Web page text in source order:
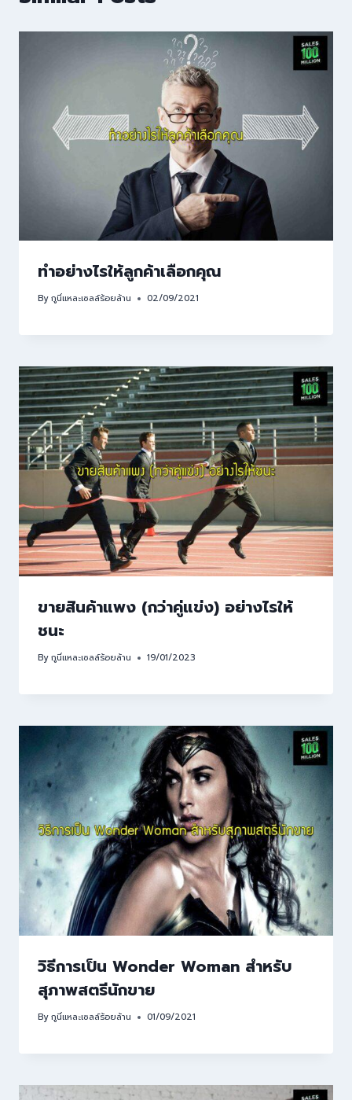
ทำอย่างไรให้ลูกค้าเลือกคุณ
Byกูนี่แหละเซลล์ร้อยล้าน 02/09/2021
ขายสินค้าแพง (กว่าคู่แข่ง) อย่างไรให้
ชนะ
Byกูนี่แหละเซลล์ร้อยล้าน 19/01/2023
วิธีการเป็น Wonder Woman สำหรับ
สุภาพสตรีนักขาย
Byกูนี่แหละเซลล์ร้อยล้าน 01/09/2021